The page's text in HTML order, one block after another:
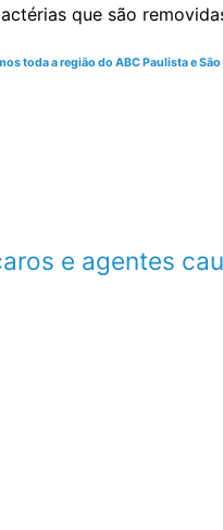
que são
toda a região do ABC Paulista e
e agentes